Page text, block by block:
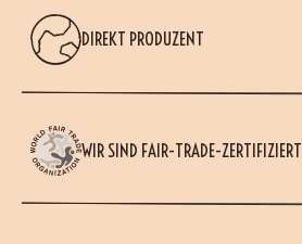
DIREKT PRODUZENT
WIR SIND FAIR-TRADE-ZERTIFIZIERT